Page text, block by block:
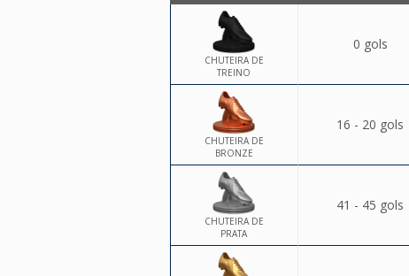
CHUTEIRA DE
TREINO
0 gols
CHUTEIRA DE
BRONZE
16 - 20 gols
CHUTEIRA DE
PRATA
41 - 45 gols